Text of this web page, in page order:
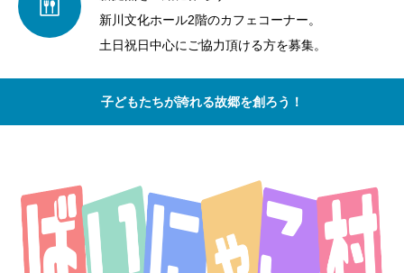
新川文化ホール2階のカフェコーナー。
土日祝日中心にご協力頂ける方を募集。
子どもたちが誇れる故郷を創ろう！